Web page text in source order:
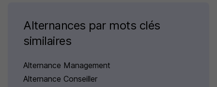
Alternances par mots clés
similaires
Alternance Management
Alternance Conseiller